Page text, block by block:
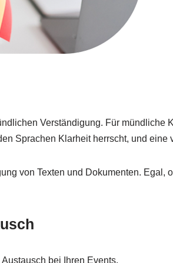
Verständigung. Für
Sprachen Klarheit herrscht, und
von Texten und Dokumenten.
bei Ihren Events.